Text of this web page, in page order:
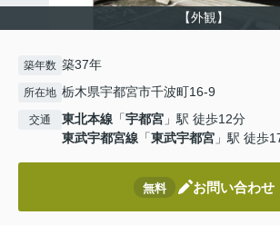
【外観】
築年数 築37年
所在地 栃木県宇都宮市千波町16-9
交通 東北本線 「宇都宮 」駅 徒歩12分
東武宇都宮線 「東武宇都宮 」駅 徒歩
無料 お問い合わせ